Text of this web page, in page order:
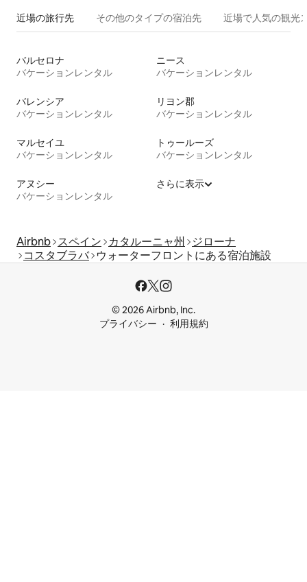
近場の旅行先 その他のタ⁠イ⁠プ⁠の宿⁠泊⁠先 近場で人気の観光
バルセロナ
バケーションレンタル
ニース
バケーションレンタル
バレンシア
バケーションレンタル
リヨン郡
バケーションレンタル
マルセイユ
バケーションレンタル
トゥールーズ
バケーションレンタル
アヌシー
バケーションレンタル
さらに表示
Airbnb スペイン カタルーニャ州
ジローナ
コスタブラバ ウォーターフロントにある宿泊施設
© 2026 Airbnb, Inc.
プライバシー
利用規約